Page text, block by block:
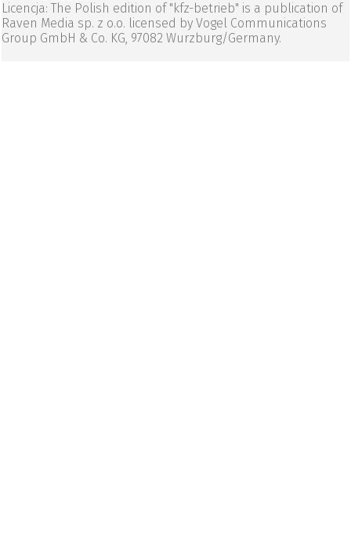
Licencja: The Polish edition of "kfz-betrieb" is a publication of
Raven Media sp. z o.o. licensed by Vogel Communications
Group GmbH & Co. KG, 97082 Wurzburg/Germany.